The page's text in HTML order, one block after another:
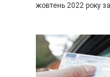
жовтень 2022 року